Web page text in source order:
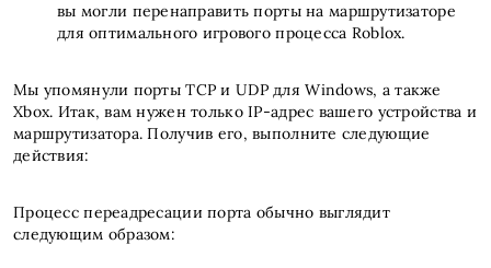
вы могли перенаправить порты на маршрутизаторе
для оптимального игрового процесса Roblox.
Мы упомянули порты TCP и UDP для Windows, а также
Xbox. Итак, вам нужен только IP-адрес вашего устройства и
маршрутизатора. Получив его, выполните следующие
действия:
Процесс переадресации порта обычно выглядит
следующим образом: